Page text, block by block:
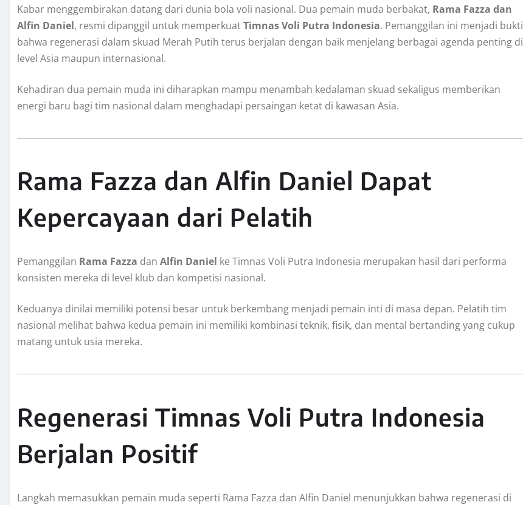
Kabar menggembirakan datang dari dunia bola voli nasional. Dua pemain muda berbakat, Rama Fazza dan
Alfin Daniel, resmi dipanggil untuk memperkuatTimnas Voli Putra Indonesia. Pemanggilan ini menjadi bukti
bahwa regenerasi dalam skuad Merah Putih terus berjalan dengan baik menjelang berbagai agenda penting di
level Asia maupun internasional.
Kehadiran dua pemain muda ini diharapkan mampu menambah kedalaman skuad sekaligus memberikan
energi baru bagi tim nasional dalam menghadapi persaingan ketat di kawasan Asia.
Rama Fazza dan Alfin Daniel Dapat
Kepercayaan dari Pelatih
Pemanggilan Rama Fazza dan Alfin Daniel ke Timnas Voli Putra Indonesia merupakan hasil dari performa
konsisten mereka di level klub dan kompetisi nasional.
Keduanya dinilai memiliki potensi besar untuk berkembang menjadi pemain inti di masa depan. Pelatih tim
nasional melihat bahwa kedua pemain ini memiliki kombinasi teknik, fisik, dan mental bertanding yang cukup
matang untuk usia mereka.
Regenerasi Timnas Voli Putra Indonesia
Berjalan Positif
Langkah memasukkan pemain muda seperti Rama Fazza dan Alfin Daniel menunjukkan bahwa regenerasi di